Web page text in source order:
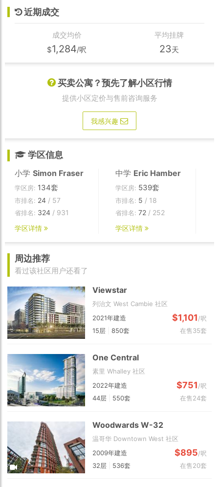
近期成交
成交均价
$1,284/呎
平均挂牌
23天
买卖公寓？预先了解小区行情
提供小区定价与售前咨询服务
我感兴趣
学区信息
小学 Simon Fraser
学区房: 134套
市排名: 24 / 57
省排名: 324 / 931
学区详情
中学 Eric Hamber
学区房: 539套
市排名: 5 / 18
省排名: 72 / 252
学区详情
周边推荐
看过该社区用户还看了
Viewstar
列治文 West Cambie 社区
2021年建造
$1,101/呎
15层
850套 在售35套
One Central
素里 Whalley 社区
2022年建造
$751/呎
44层
550套 在售24套
Woodwards W-32
温哥华 Downtown West 社区
2009年建造
$895/呎
32层
536套 在售20套